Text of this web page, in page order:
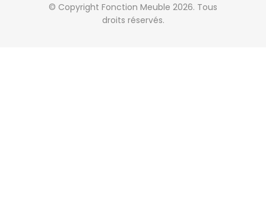
© Copyright Fonction Meuble 2026. Tous
droits réservés.